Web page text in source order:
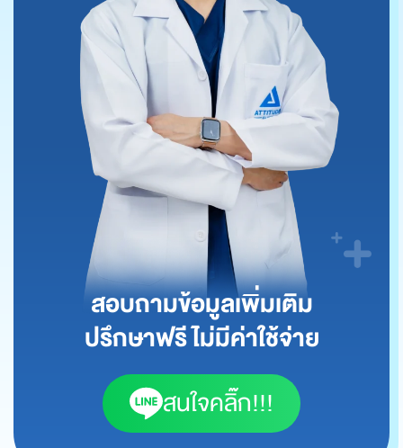
สอบถามข้อมูลเพิ่มเติม
ปรึกษาฟรี ไม่มีค่าใช้จ่าย
สนใจคลิ๊ก!!!